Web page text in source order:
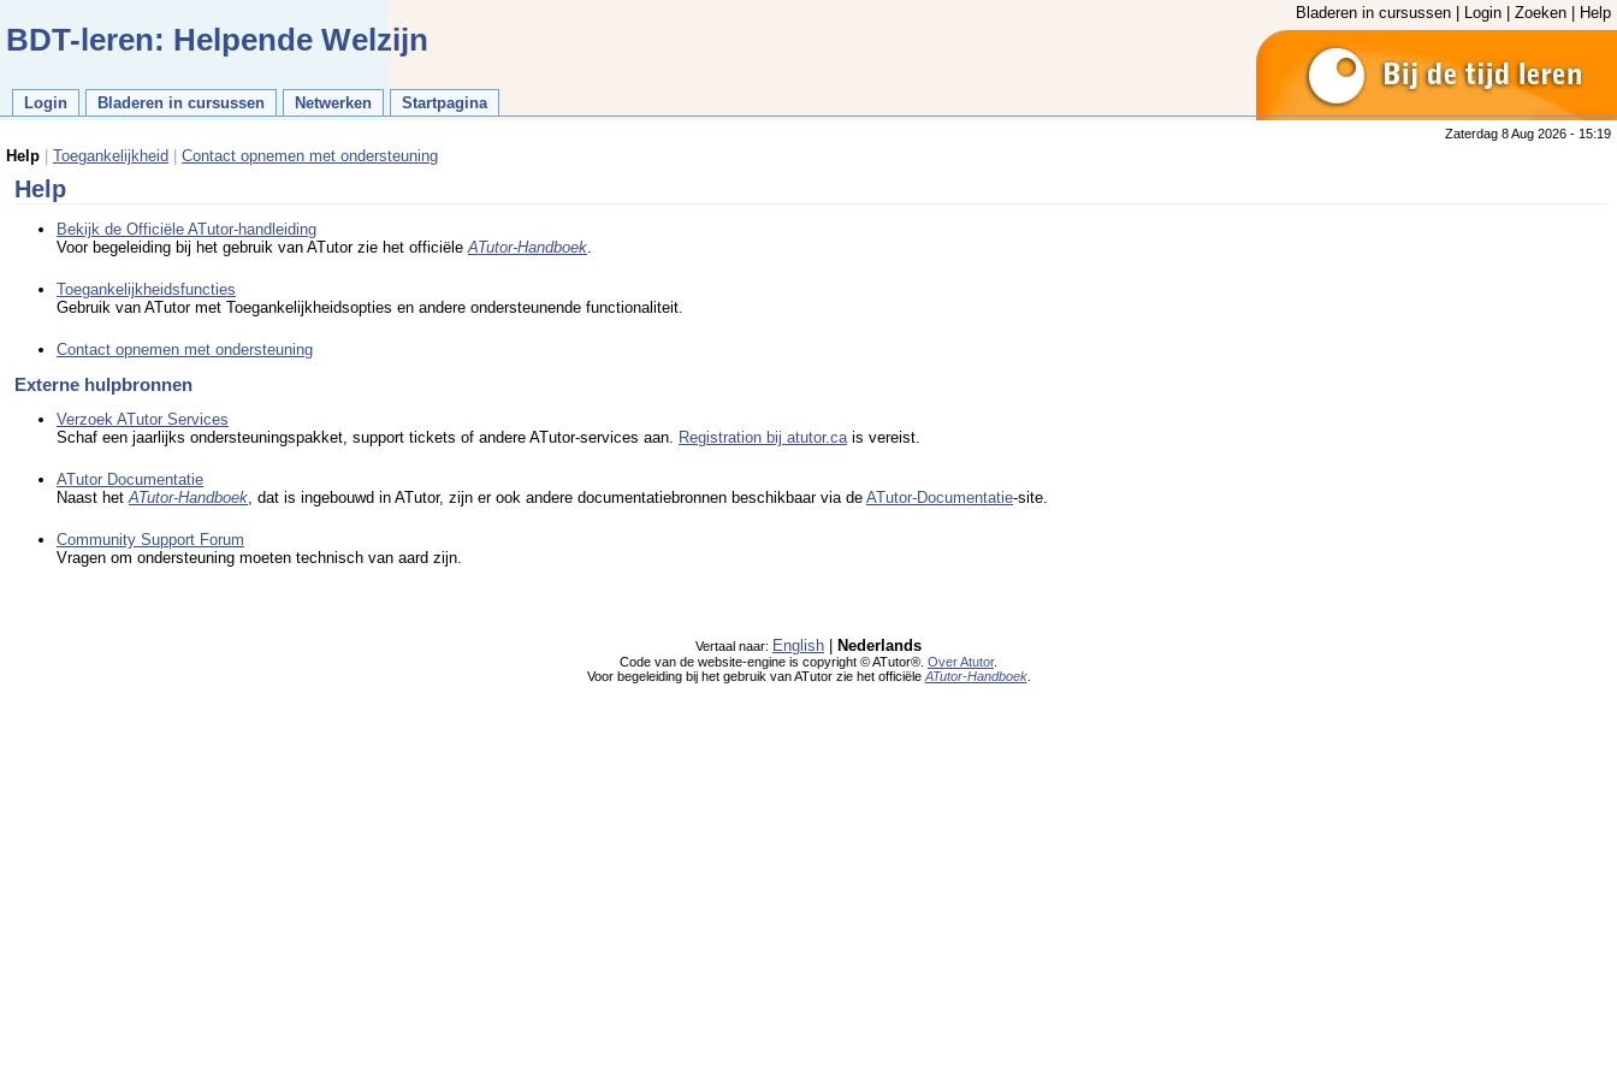
Bladeren in cursussen Login Zoeken Help
BDT-leren: Helpende Welzijn
Login Bladeren in cursussen Netwerken Startpagina
Zaterdag 8 Aug 2026 - 15:19
Help Toegankelijkheid Contact opnemen met ondersteuning
Help
Bekijk de Officiële ATutor-handleiding
Voor begeleiding bij het gebruik van ATutor zie het officiëleATutor-Handboek.
Toegankelijkheidsfuncties
Gebruik van ATutor met Toegankelijkheidsopties en andere ondersteunende functionaliteit.
Contact opnemen met ondersteuning
Externe hulpbronnen
Verzoek ATutor Services
Schaf een jaarlijks ondersteuningspakket, support tickets of andere ATutor-services aan. Registration bij atutor.cais vereist.
ATutor Documentatie
Naast hetATutor-Handboek, dat is ingebouwd in ATutor, zijn er ook andere documentatiebronnen beschikbaar via de ATutor-Documentatie-site.
Community Support Forum
Vragen om ondersteuning moeten technisch van aard zijn.
Vertaal naar: English Nederlands
Code van de website-engine is copyright © ATutor®. Over Atutor.
Voor begeleiding bij het gebruik van ATutor zie het officiële ATutor-Handboek.